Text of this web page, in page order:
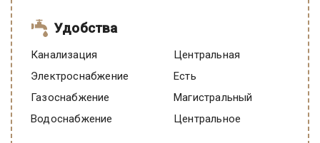
Удобства
Канализация
Центральная
Электроснабжение
есть
Газоснабжение
Магистральный
Водоснабжение
Центральное